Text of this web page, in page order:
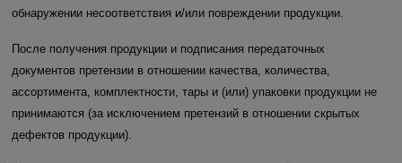
обнаружении несоответствия и/или повреждении продукции.
После получения продукции и подписания передаточных
документов претензии в отношении качества, количества,
ассортимента, комплектности, тары и (или) упаковки продукции не
принимаются (за исключением претензий в отношении скрытых
дефектов продукции).